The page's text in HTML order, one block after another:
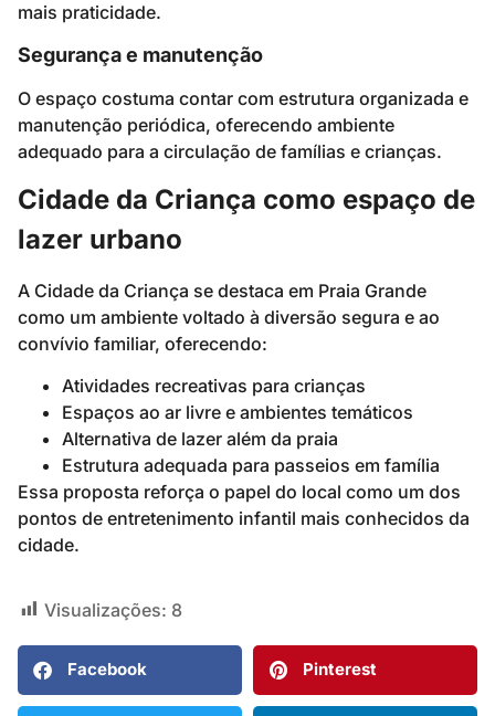
mais praticidade.
Segurança e manutenção
O espaço costuma contar com estrutura organizada e
manutenção periódica, oferecendo ambiente
adequado para a circulação de famílias e crianças.
Cidade da Criança como espaço de
lazer urbano
A Cidade da Criança se destaca em Praia Grande
como um ambiente voltado à diversão segura e ao
convívio familiar, oferecendo:
Atividades recreativas para crianças
Espaços ao ar livre e ambientes temáticos
Alternativa de lazer além da praia
Estrutura adequada para passeios em família
Essa proposta reforça o papel do local como um dos
pontos de entretenimento infantil mais conhecidos da
cidade.
Visualizações: 8
Facebook Pinterest